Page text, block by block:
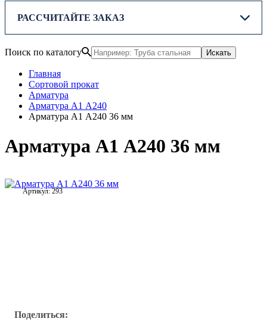
РАССЧИТАЙТЕ ЗАКАЗ
Поиск по каталогу Искать
Главная
Сортовой прокат
Арматура
Арматура А1 А240
Арматура А1 А240 36 мм
Арматура А1 А240 36 мм
Артикул: 293
Поделиться: